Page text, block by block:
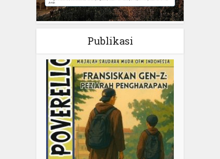
Publikasi